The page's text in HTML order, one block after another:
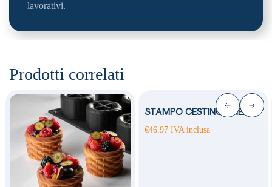
lavorativi.
Prodotti correlati
STAMPO CESTINO LINEA…
€46.97 IVA inclusa